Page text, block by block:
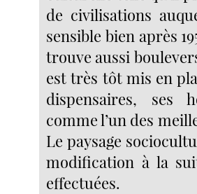
de civilisations
sensible bien après
trouve aussi
est très tôt mis en
dispensaires, ses
comme l’un des
Le paysage
modification à la
effectuées.